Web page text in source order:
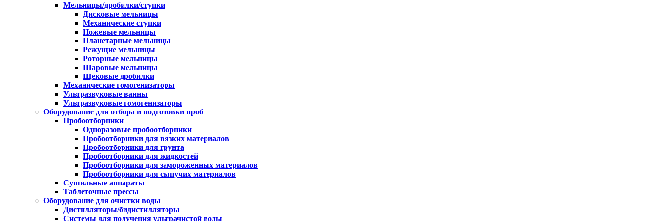
Мельницы/дробилки/ступки
Дисковые мельницы
Механические ступки
Ножевые мельницы
Планетарные мельницы
Режущие мельницы
Роторные мельницы
Шаровые мельницы
Щековые дробилки
Механические гомогенизаторы
Ультразвуковые ванны
Ультразвуковые гомогенизаторы
Оборудование для отбора и подготовки проб
Пробоотборники
Одноразовые пробоотборники
Пробоотборники для вязких материалов
Пробоотборники для грунта
Пробоотборники для жидкостей
Пробоотборники для замороженных материалов
Пробоотборники для сыпучих материалов
Сушильные аппараты
Таблеточные прессы
Оборудование для очистки воды
Дистилляторы/бидистилляторы
Системы для получения ультрачистой воды